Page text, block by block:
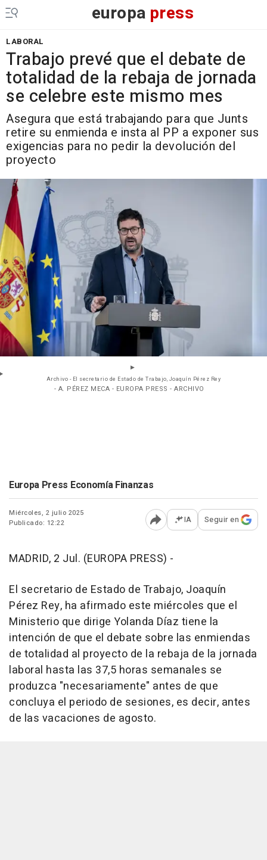
europa press
LABORAL
Trabajo prevé que el debate de
totalidad de la rebaja de jornada
se celebre este mismo mes
Asegura que está trabajando para que Junts
retire su enmienda e insta al PP a exponer sus
exigencias para no pedir la devolución del
proyecto
Archivo - El secretario de Estado de Trabajo, Joaquín Pérez Rey
- A. PÉREZ MECA - EUROPA PRESS - ARCHIVO
Europa Press Economía Finanzas
Miércoles, 2 julio 2025
Publicado: 12:22
Abrir opciones para
IA Seguir en
MADRID, 2 Jul. (EUROPA PRESS) -
El secretario de Estado de Trabajo, Joaquín
Pérez Rey, ha afirmado este miércoles que el
Ministerio que dirige Yolanda Díaz tiene la
intención de que el debate sobre las enmiendas
de totalidad al proyecto de la rebaja de la jornada
laboral hasta las 37,5 horas semanales se
produzca "necesariamente" antes de que
concluya el periodo de sesiones, es decir, antes
de las vacaciones de agosto.